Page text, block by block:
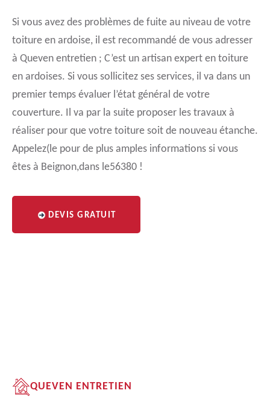
Si vous avez des problèmes de fuite au niveau de votre
toiture en ardoise, il est recommandé de vous adresser
à Queven entretien ; C’est un artisan expert en toiture
en ardoises. Si vous sollicitez ses services, il va dans un
premier temps évaluer l’état général de votre
couverture. Il va par la suite proposer les travaux à
réaliser pour que votre toiture soit de nouveau étanche.
Appelez(le pour de plus amples informations si vous
êtes à Beignon,dans le56380 !
DEVIS GRATUIT
QUEVEN ENTRETIEN